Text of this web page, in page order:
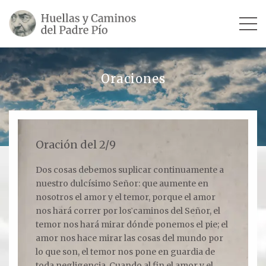
SU VIDA
Escultores
Revista «La Voz del Padre Pío»
Contar mi testimonio
Oraciones
Oración del 2/9
Dos cosas debemos suplicar continuamente a
nuestro dulcísimo Señor: que aumente en
nosotros el amor y el temor, porque el amor
nos hará correr por los caminos del Señor, el
temor nos hará mirar dónde ponemos el pie; el
amor nos hace mirar las cosas del mundo por
lo que son, el temor nos pone en guardia de